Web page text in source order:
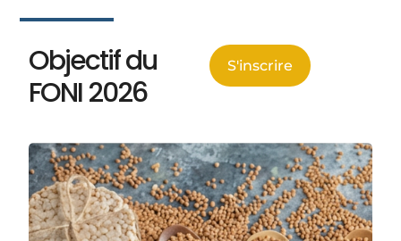
Objectif du
FONI 2026
S'inscrire